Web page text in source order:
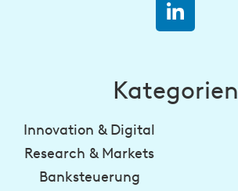
Kategorien
Innovation & Digital
Research & Markets
Banksteuerung